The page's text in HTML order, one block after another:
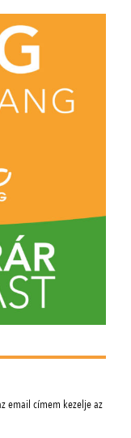
email címem kezelje az